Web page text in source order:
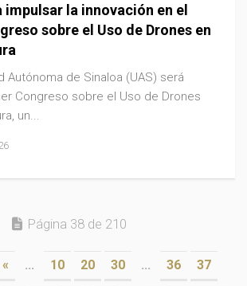
impulsar la innovación en el
sobre el Uso de Drones en
Autónoma de Sinaloa (UAS) será
Congreso sobre el Uso de Drones
un...
Página 38 de 210
« ... 10 20 30 ... 36 37